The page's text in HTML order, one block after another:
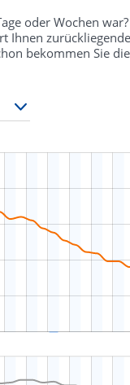
oder Wochen
Ihnen
bekommen Sie